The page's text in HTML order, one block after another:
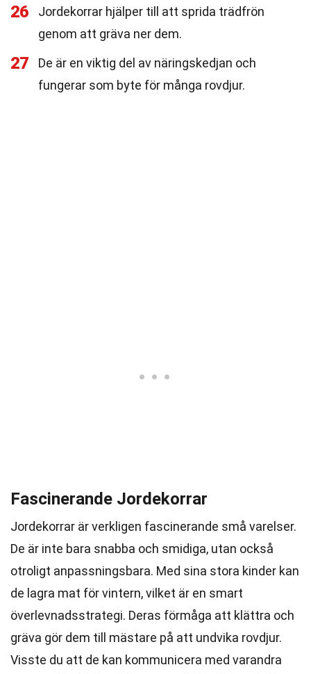
26
Jordekorrar hjälper till att sprida trädfrön
genom att gräva ner dem.
27
De är en viktig del av näringskedjan och
fungerar som byte för många rovdjur.
Fascinerande Jordekorrar
Jordekorrar är verkligen fascinerande små varelser.
De är inte bara snabba och smidiga, utan också
otroligt anpassningsbara. Med sina stora kinder kan
de lagra mat för vintern, vilket är en smart
överlevnadsstrategi. Deras förmåga att klättra och
gräva gör dem till mästare på att undvika rovdjur.
Visste du att de kan kommunicera med varandra